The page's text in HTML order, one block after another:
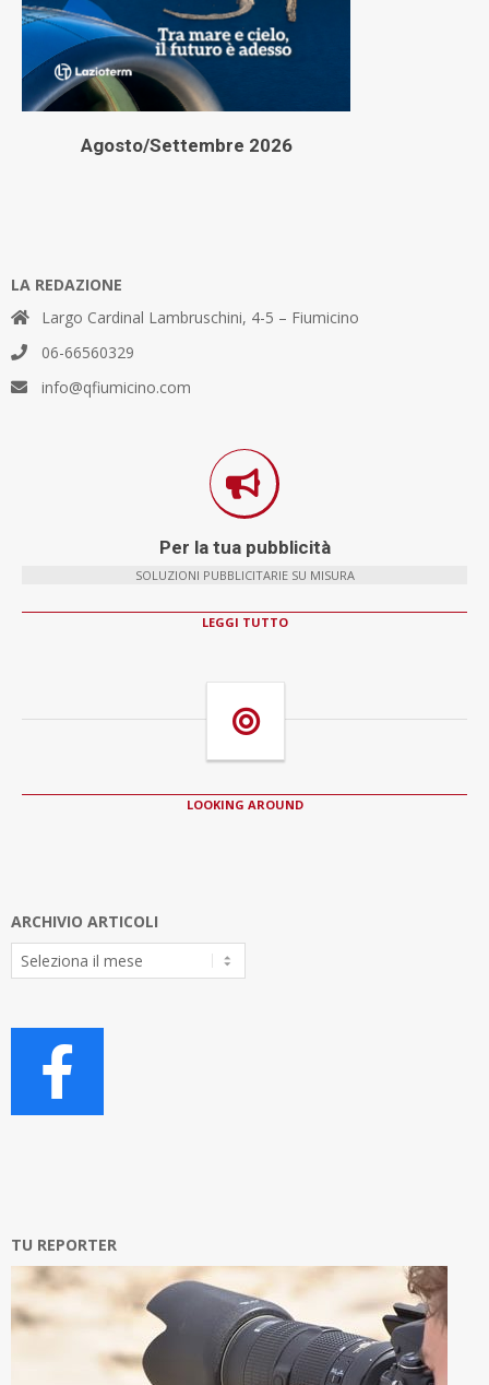
Agosto/Settembre 2026
LA REDAZIONE
Largo Cardinal Lambruschini, 4-5 – Fiumicino
06-66560329
info@qfiumicino.com
Per la tua pubblicità
SOLUZIONI PUBBLICITARIE SU MISURA
LEGGI TUTTO
LOOKING AROUND
ARCHIVIO ARTICOLI
Archivio
Articoli
TU REPORTER